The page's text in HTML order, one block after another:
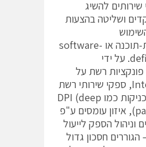
להשיג
ושליטה בהצעות
ברשתות-מוגדרות-תוכנה או software-
defined-networks. על ידי
פונקציות רשת על
ארכיטקטורת ®Intel, ספקי שירותי רשת
יכולים להפעיל טכניקות כמו deep) DPI
packet-inspectio), איזון עומסים ע"פ
וניהול הספק לייעול
חסכון גדול